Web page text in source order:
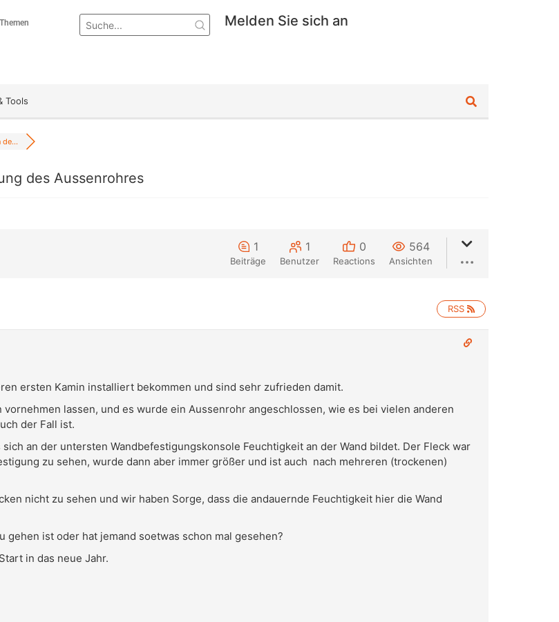
Melden Sie sich an
Tools
de...
des Aussenrohres
1
Beiträge
1
Benutzer
0
Reactions
564
Ansichten
RSS
ersten Kamin installiert bekommen und sind sehr zufrieden damit.
lassen, und es wurde ein Aussenrohr angeschlossen, wie es bei vielen anderen
der Fall ist.
an der untersten Wandbefestigungskonsole Feuchtigkeit an der Wand bildet. Der Fleck war
zu sehen, wurde dann aber immer größer und ist auch nach mehreren (trockenen)
nicht zu sehen und wir haben Sorge, dass die andauernde Feuchtigkeit hier die Wand
gehen ist oder hat jemand soetwas schon mal gesehen?
in das neue Jahr.